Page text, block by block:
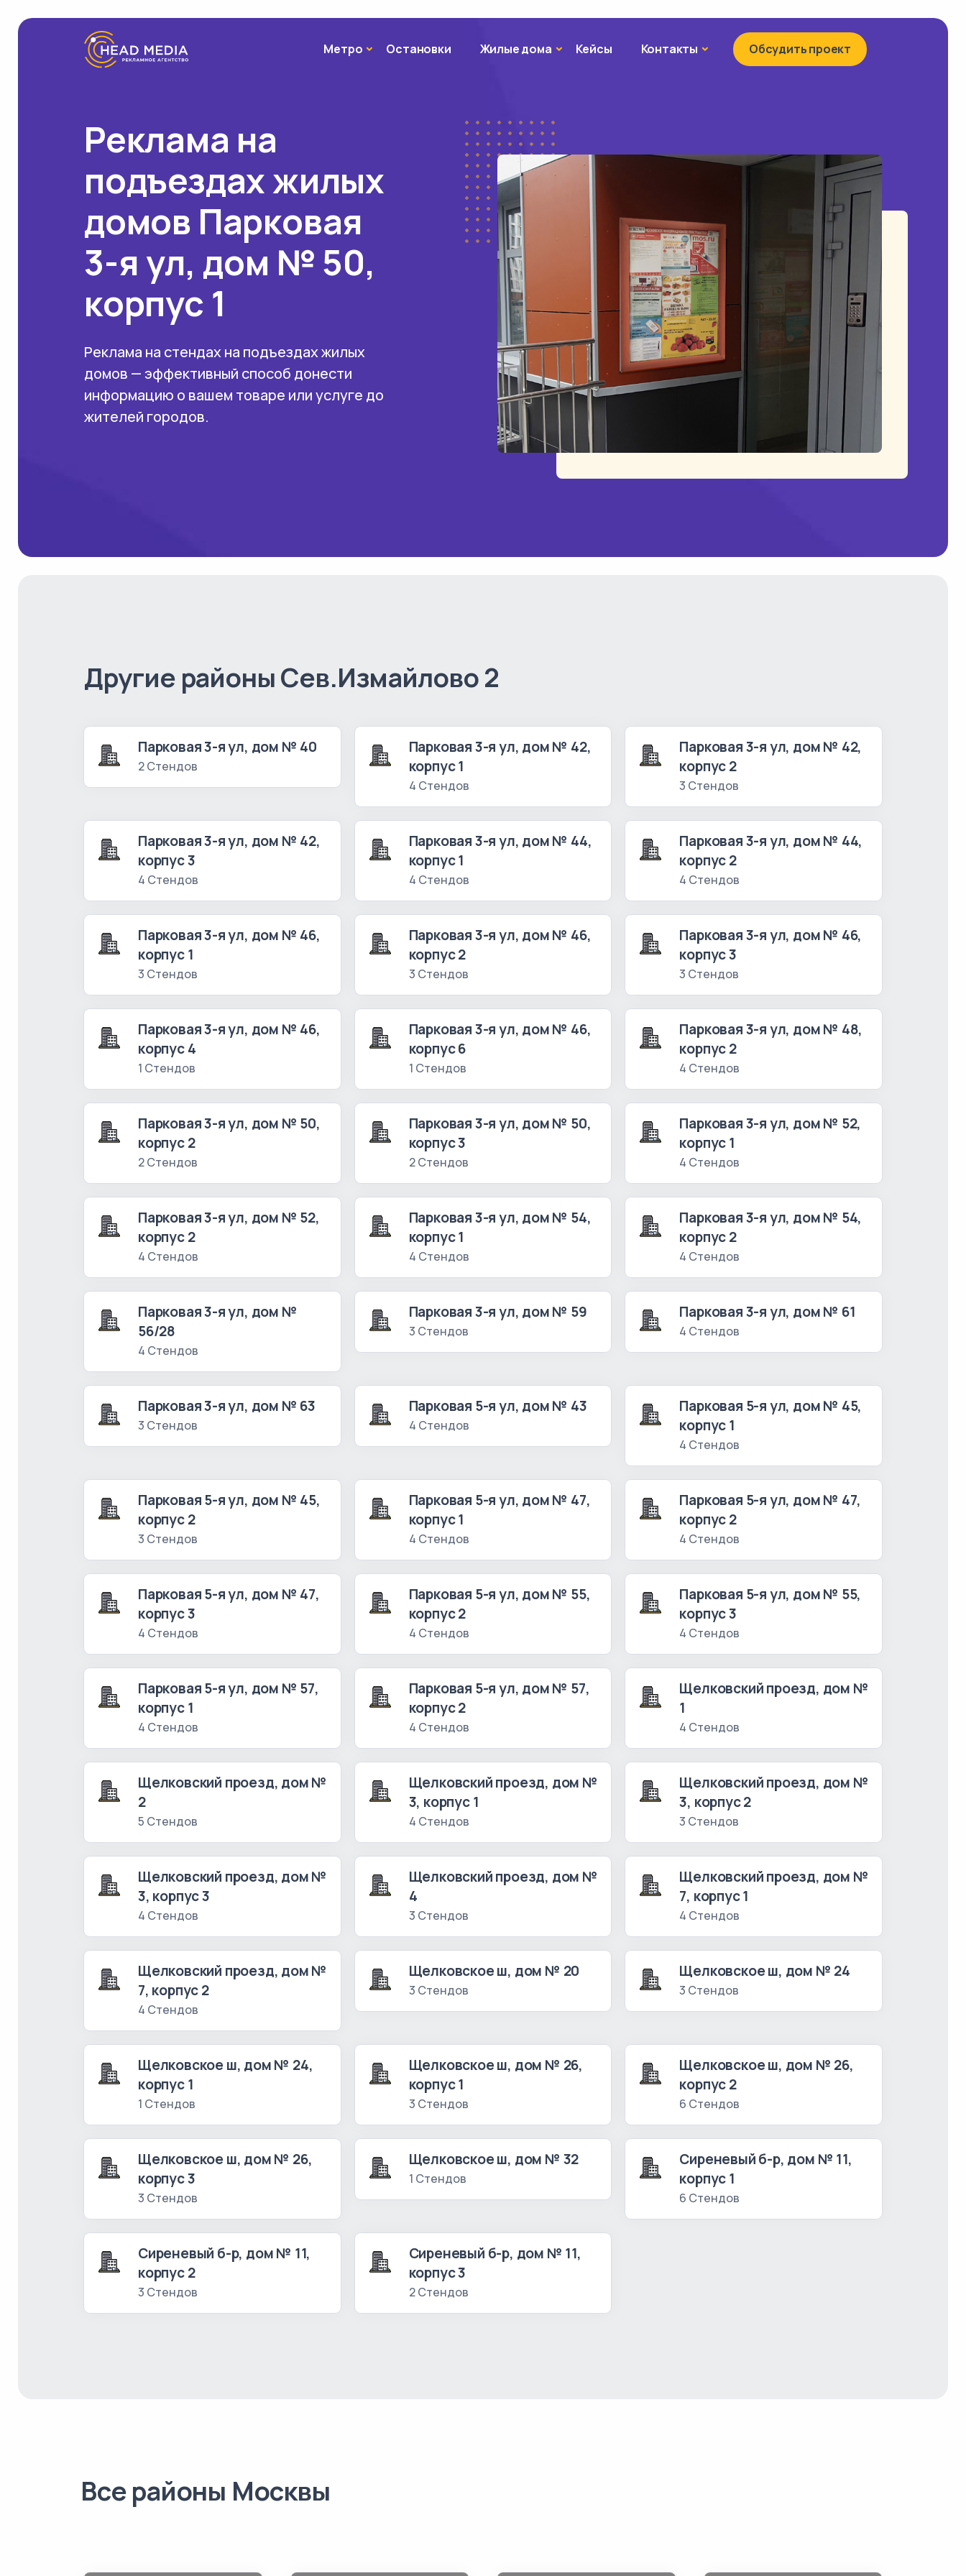
МетроМетроОстановки Жилые домаЖилые дома
Кейсы Контакты КонтактыОбсудить проект
Реклама на
подъездах жилых
домов Парковая
3-я ул, дом № 50,
корпус 1
Реклама на стендах на подъездах жилых
домов — эффективный способ донести
информацию о вашем товаре или услуге до
жителей городов.
Другие районы Сев.Измайлово 2
Парковая 3-я ул, дом № 40
2 Стендов
Парковая 3-я ул, дом № 42,
корпус 1
4 Стендов
Парковая 3-я ул, дом № 42,
корпус 2
3 Стендов
Парковая 3-я ул, дом № 42,
корпус 3
4 Стендов
Парковая 3-я ул, дом № 44,
корпус 1
4 Стендов
Парковая 3-я ул, дом № 44,
корпус 2
4 Стендов
Парковая 3-я ул, дом № 46,
корпус 1
3 Стендов
Парковая 3-я ул, дом № 46,
корпус 2
3 Стендов
Парковая 3-я ул, дом № 46,
корпус 3
3 Стендов
Парковая 3-я ул, дом № 46,
корпус 4
1 Стендов
Парковая 3-я ул, дом № 46,
корпус 6
1 Стендов
Парковая 3-я ул, дом № 48,
корпус 2
4 Стендов
Парковая 3-я ул, дом № 50,
корпус 2
2 Стендов
Парковая 3-я ул, дом № 50,
корпус 3
2 Стендов
Парковая 3-я ул, дом № 52,
корпус 1
4 Стендов
Парковая 3-я ул, дом № 52,
корпус 2
4 Стендов
Парковая 3-я ул, дом № 54,
корпус 1
4 Стендов
Парковая 3-я ул, дом № 54,
корпус 2
4 Стендов
Парковая 3-я ул, дом №
56/28
4 Стендов
Парковая 3-я ул, дом № 59
3 Стендов
Парковая 3-я ул, дом № 61
4 Стендов
Парковая 3-я ул, дом № 63
3 Стендов
Парковая 5-я ул, дом № 43
4 Стендов
Парковая 5-я ул, дом № 45,
корпус 1
4 Стендов
Парковая 5-я ул, дом № 45,
корпус 2
3 Стендов
Парковая 5-я ул, дом № 47,
корпус 1
4 Стендов
Парковая 5-я ул, дом № 47,
корпус 2
4 Стендов
Парковая 5-я ул, дом № 47,
корпус 3
4 Стендов
Парковая 5-я ул, дом № 55,
корпус 2
4 Стендов
Парковая 5-я ул, дом № 55,
корпус 3
4 Стендов
Парковая 5-я ул, дом № 57,
корпус 1
4 Стендов
Парковая 5-я ул, дом № 57,
корпус 2
4 Стендов
Щелковский проезд, дом №
1
4 Стендов
Щелковский проезд, дом №
2
5 Стендов
Щелковский проезд, дом №
3, корпус 1
4 Стендов
Щелковский проезд, дом №
3, корпус 2
3 Стендов
Щелковский проезд, дом №
3, корпус 3
4 Стендов
Щелковский проезд, дом №
4
3 Стендов
Щелковский проезд, дом №
7, корпус 1
4 Стендов
Щелковский проезд, дом №
7, корпус 2
4 Стендов
Щелковское ш, дом № 20
3 Стендов
Щелковское ш, дом № 24
3 Стендов
Щелковское ш, дом № 24,
корпус 1
1 Стендов
Щелковское ш, дом № 26,
корпус 1
3 Стендов
Щелковское ш, дом № 26,
корпус 2
6 Стендов
Щелковское ш, дом № 26,
корпус 3
3 Стендов
Щелковское ш, дом № 32
1 Стендов
Сиреневый б-р, дом № 11,
корпус 1
6 Стендов
Сиреневый б-р, дом № 11,
корпус 2
3 Стендов
Сиреневый б-р, дом № 11,
корпус 3
2 Стендов
Все районы Москвы